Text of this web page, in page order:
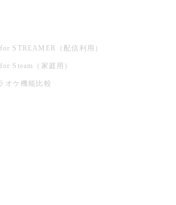
STREAMER（配信利用）
Steam（家庭用）
オケ機能比較